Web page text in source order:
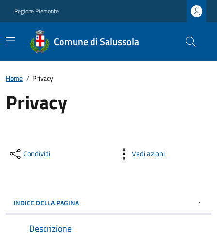
Regione Piemonte
Comune di Salussola
Home / Privacy
Privacy
Condividi Vedi azioni
INDICE DELLA PAGINA
Descrizione